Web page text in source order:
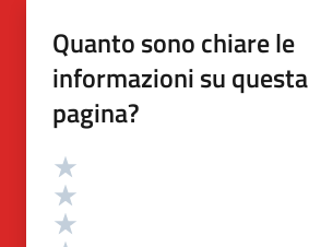
Quanto sono chiare le
informazioni su questa
pagina?
Valutazione